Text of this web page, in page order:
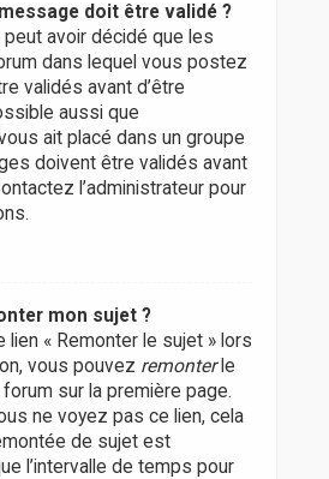
doit être validé ?
peut avoir décidé que les
dans lequel vous postez
validés avant d’être
aussi que
ait placé dans un groupe
doivent être validés avant
l’administrateur pour
mon sujet ?
lien « Remonter le sujet » lors
vous pouvez remonterle
sur la première page.
ne voyez pas ce lien, cela
de sujet est
l’intervalle de temps pour